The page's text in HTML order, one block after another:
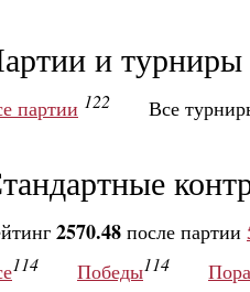
и турниры
партии 122 Все
2570.48 после партии
114 Победы114